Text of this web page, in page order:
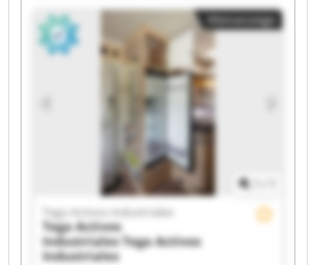
Industriales Tega Activos Industriales Tega
Activos Industriales Tega Activos Industriales
Tega Activos Industriales Tega Activos
Industriales Tega Activos Industriales Tega
Activos Industriales Tega Activos Industriales
Tega Activos Industriales Tega Activos
Industriales Tega Activos Industriales Tega
Activos Industriales Tega Activos Industriales
Kleinanzeige
Tega Activos Industriales
Tega Activos
Industriales Tega Activos
Industriales